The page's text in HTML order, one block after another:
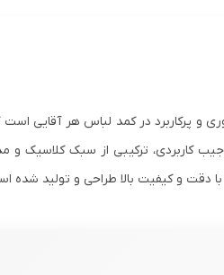
پرکاربرد در کمد لباس هر آقایی است
دقت و کیفیت بالا طراحی و تولید شده